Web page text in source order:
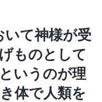
いて神様が受
ものとして
いうのが理
体で人類を